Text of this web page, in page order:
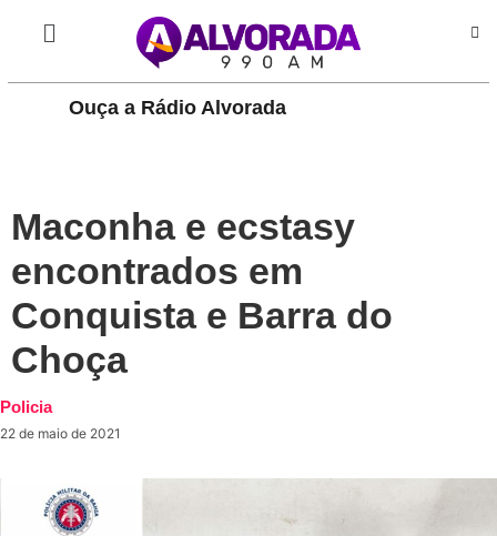
Ouça a Rádio Alvorada
Maconha e ecstasy
encontrados em
Conquista e Barra do
Choça
Policia
22 de maio de 2021